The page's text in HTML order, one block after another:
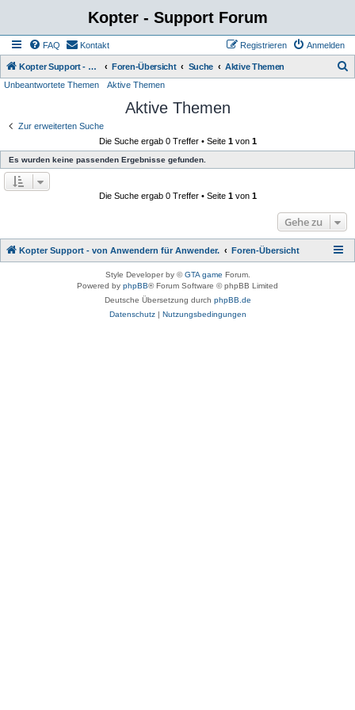
Kopter - Support Forum
FAQ Kontakt Anmelden
Registrieren
Kopter Support - von Anwendern für Anwender. Foren-Übersicht Suche Aktive Themen
Unbeantwortete Themen Aktive Themen
Aktive Themen
Zur erweiterten Suche
Die Suche ergab 0 Treffer • Seite 1von 1
Es wurden keine passenden Ergebnisse gefunden.
Die Suche ergab 0 Treffer • Seite 1von 1
Gehe zu
Kopter Support - von Anwendern für Anwender. Foren-Übersicht
Style Developer by ©GTA game Forum.
Powered by phpBB® Forum Software © phpBB Limited
Deutsche Übersetzung durch phpBB.de
Datenschutz| Nutzungsbedingungen